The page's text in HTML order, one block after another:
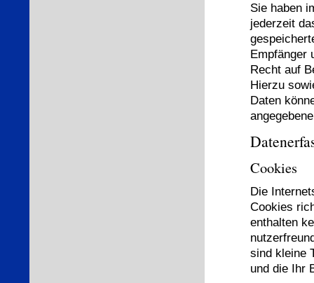
Sie haben
jederzeit
Empfänger
Recht auf
Hierzu
Daten
Cookies
Die
Cookies
enthalten
sind kleine
und die Ihr